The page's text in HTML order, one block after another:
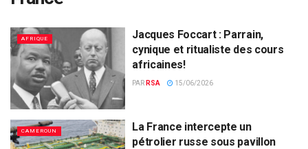
AFRIQUE
Jacques Foccart : Parrain,
cynique et ritualiste des cours
africaines!
PAR RSA 15/06/2026
CAMEROUN
La France intercepte un
pétrolier russe sous pavillon